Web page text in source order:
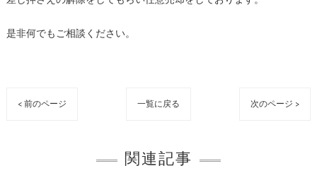
是非何でもご相談ください。
< 前のページ 一覧に戻る 次のページ >
関連記事